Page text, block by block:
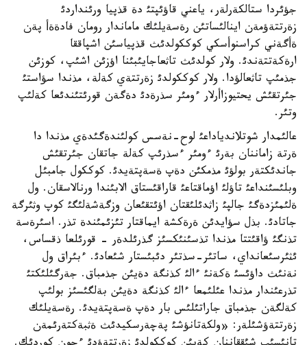
جؤئردا ستالكةرلةر، ياعني قاؤئپتئ دة قذپيا ورئنداردئ
زةرتتةؤمةن اينالئساتئن رةسةيلئك ماماندار رومان فادةةأ پةن
ةأگةني كراسنوأسكي كوككولدئث قذپياسئن اشپاققا
ارةكةتتةندئ. ولار كولدئث تاثعاجايئبئنا اؤزئن اشئپ، كوزئن
جذمئپ تاثعالؤدا. ولار كوككولدئ زةرتتةي كةلة، مذندا سؤاستئ
جئرتقئش يحتيوزاأرلار ءومئر سذرةدئ دةگةن قورئتئندئعا كةلئپ
وتئر.
عالئمدار شوتلاندياداعئ لوح-نةسس كولئندةگئدةي مذندا دا
ةرتة زاماننان بةرئ ءومئر ءسذرئپ كةلة جاتقان جئرتقئش
جاندئكتةر بولؤئ مذمكئن دةپ ةسةپتةيدئ. كوككول جامبئل
وبلئسئنداعئ تاؤلئ اؤماقتاعئ قاراقئستاق الابئندا ورنالاسقان. ول
ةلئمئزدةگئ جالپئ زاثدئلئقتان اؤئتقئعان وزگةشةلئگئ كوپ وثئرگة
جاتادئ. بذل سؤايدئن ةرةكشة ايماقتار تئزئمئندة تذر. اسئرةسة
تذنگئ ؤاقئتتا مذندا تذسئنئكسئز گذرئلدةر - قورئلعا ذقساس،
ئثئرسئعانداي، ساتئر-سذتئر دئبئستار شئعادئ. ءبئراق ول
نةنئث داؤئسئ ةكةنئ ءالئ كذنگة دةيئن جذمباق. جةرگئلئكتئ
تذرعئندار مذندا عئلئمعا ءالئ كذنگة دةيئن بةلگئسئز بولئپ
كةلگةن جذمباق جاراتئلئس بار دةپ ةسةپتةيدئ. رةسةيلئك
زةرتتةؤشئلةر: «ولكةتانؤشئ پةچةرسكيدئث ةثبةكتةرئمةن